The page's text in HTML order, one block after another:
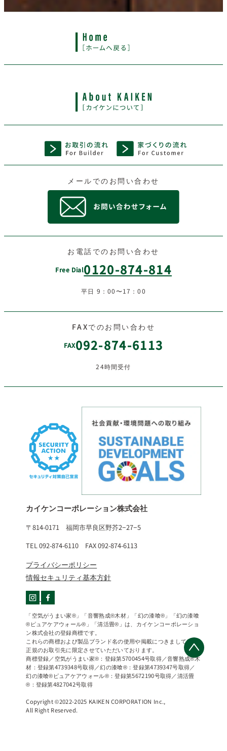
メールでのお問い合わせ
お電話でのお問い合わせ
Free Dial0120-874-814
平日 9：00〜17：00
FAXでのお問い合わせ
FAX092-874-6113
24時間受付
カイケンコーポレーション株式会社
〒814-0171 福岡市早良区野芥2−27−5
TEL 092-874-6110 FAX 092-874-6113
プライバシーポリシー
情報セキュリティ基本方針
「空気がうまい家®」「音響熟成®木材」「幻の漆喰®」「幻の漆喰
®ピュアケアウォール®」「清活畳®」は、カイケンコーポレーショ
ン株式会社の登録商標です。
これらの商標および製品ブランド名の使用や掲載につきましては、
正規のお取引先に限定させていただいております。
商標登録／空気がうまい家®：登録第5700454号取得／音響熟成®木
材：登録第4739348号取得／幻の漆喰®：登録第4739347号取得／
幻の漆喰®ピュアケアウォール®：登録第5672190号取得／清活畳
®：登録第4827042号取得
Copyright ©2022-2025 KAIKEN CORPORATION Inc.,
All Right Reserved.